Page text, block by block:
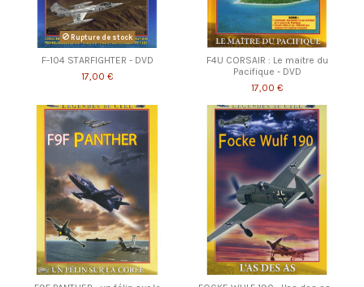
Rupture de stock
F-104 STARFIGHTER - DVD
17,00 €
F4U CORSAIR : Le maitre du
Pacifique - DVD
17,00 €